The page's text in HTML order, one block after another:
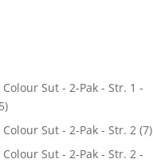
Sut - 2-Pak - Str. 1 -
Sut - 2-Pak - Str. 2 (7)
Sut - 2-Pak - Str. 2 -